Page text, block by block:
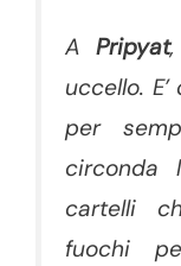
A Pripyat
uccello.
per
circonda
cartelli
fuochi